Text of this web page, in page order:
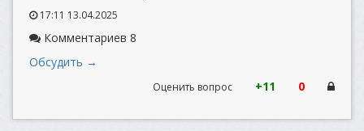
17:11 13.04.2025
Комментариев 8
Обсудить →
Оценить вопрос +11 0